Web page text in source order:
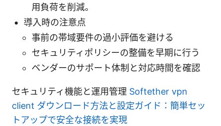
用負荷を削減。
導入時の注意点
事前の帯域要件の過小評価を避ける
セキュリティポリシーの整備を早期に行う
ベンダーのサポート体制と対応時間を確認
セキュリティ機能と運用管理 Softether vpn
client ダウンロード方法と設定ガイド：簡単セッ
トアップで安全な接続を実現